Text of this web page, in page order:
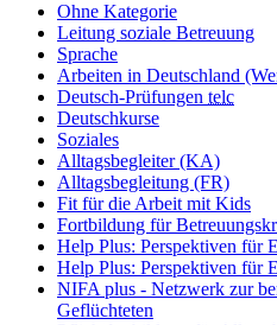
Ohne Kategorie
Leitung soziale Betreuung
Sprache
Arbeiten in Deutschland
Deutsch-Prüfungen telc
Deutschkurse
Soziales
Alltagsbegleiter (KA)
Alltagsbegleitung (FR)
Fit für die Arbeit mit Kids
Fortbildung für
Help Plus: Perspektiven für
Help Plus: Perspektiven für
NIFA plus - Netzwerk zur
Geflüchteten